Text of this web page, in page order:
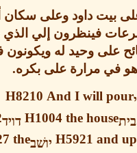
وعلى سكان
إلي الذي طعنوه
وحيد له ويكونون في
على بكره.
H8210And I
H1004the דוידH1732
H5921 יושׁב H3427the